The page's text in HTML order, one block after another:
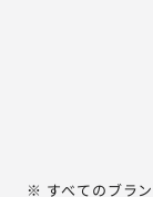
※ すべてのブラン